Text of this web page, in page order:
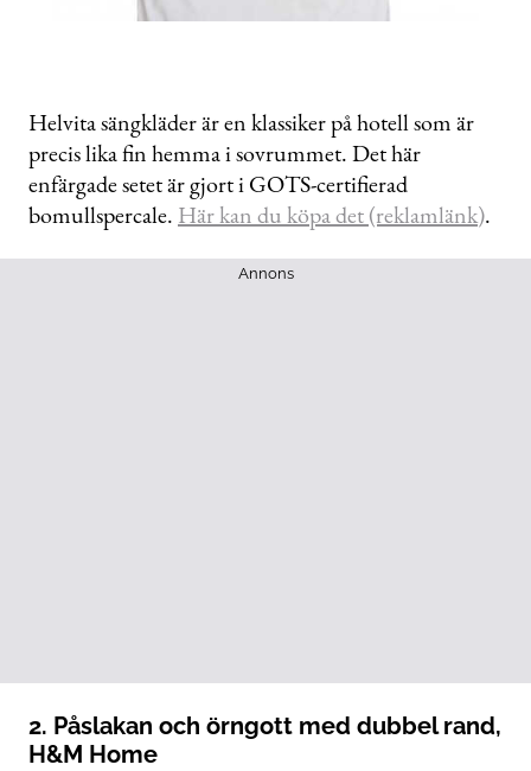
Helvita sängkläder är en klassiker på hotell som är
precis lika fin hemma i sovrummet. Det här
enfärgade setet är gjort i GOTS-certifierad
bomullspercale. Här kan du köpa det (reklamlänk).
Annons
2. Påslakan och örngott med dubbel rand,
H&M Home